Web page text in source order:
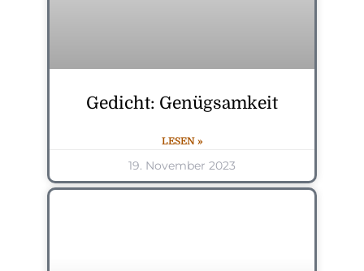
Gedicht: Genügsamkeit
LESEN »
19. November 2023